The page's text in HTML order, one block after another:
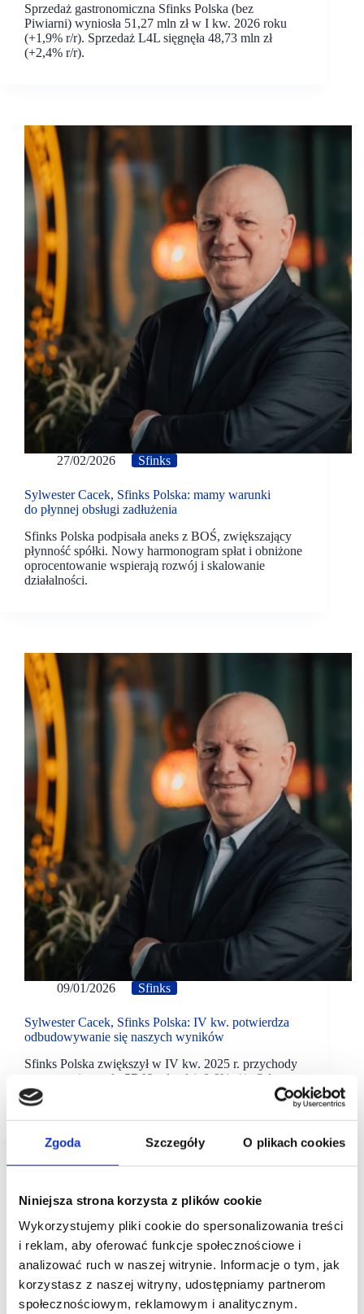
Zgoda Szczegóły O plikach cookies
Niniejsza strona korzysta z plików cookie
Wykorzystujemy pliki cookie do spersonalizowania treści
i reklam, aby oferować funkcje społecznościowe i
analizować ruch w naszej witrynie. Informacje o tym, jak
korzystasz z naszej witryny, udostępniamy partnerom
społecznościowym, reklamowym i analitycznym.
Sprzedaż gastronomiczna Sfinks Polska (bez
Piwiarni) wyniosła 51,27 mln zł w I kw. 2026 roku
(+1,9% r/r). Sprzedaż L4L sięgnęła 48,73 mln zł
(+2,4% r/r).
27/02/2026 Sfinks
Sylwester Cacek, Sfinks Polska: mamy warunki
do płynnej obsługi zadłużenia
Sfinks Polska podpisała aneks z BOŚ, zwiększający
płynność spółki. Nowy harmonogram spłat i obniżone
oprocentowanie wspierają rozwój i skalowanie
działalności.
09/01/2026 Sfinks
Sylwester Cacek, Sfinks Polska: IV kw. potwierdza
odbudowywanie się naszych wyników
Sfinks Polska zwiększył w IV kw. 2025 r. przychody
gastronomiczne do 57,03 mln zł (+8,6% r/r). Od
początku roku sprzedaż restauracji wyniosła 216,1
mln zł, co oznacza wzrost o 4,5% r/r.